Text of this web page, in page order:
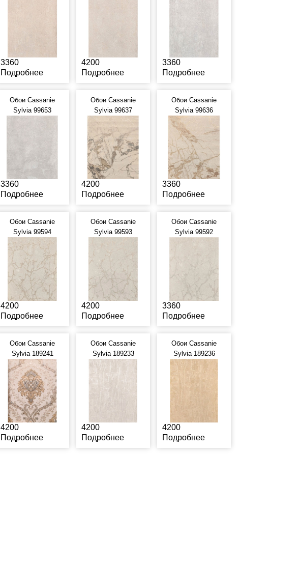
3360
Подробнее
4200
Подробнее
3360
Подробнее
Обои Cassanie
Sylvia 99653
3360
Подробнее
Обои Cassanie
Sylvia 99637
4200
Подробнее
Обои Cassanie
Sylvia 99636
3360
Подробнее
Обои Cassanie
Sylvia 99594
4200
Подробнее
Обои Cassanie
Sylvia 99593
4200
Подробнее
Обои Cassanie
Sylvia 99592
3360
Подробнее
Обои Cassanie
Sylvia 189241
4200
Подробнее
Обои Cassanie
Sylvia 189233
4200
Подробнее
Обои Cassanie
Sylvia 189236
4200
Подробнее